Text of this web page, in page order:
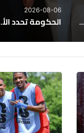
متوقعة يوم الجمعة
2026-08-06
الحكومة تحدد
م
و
ن
د
ي
ا